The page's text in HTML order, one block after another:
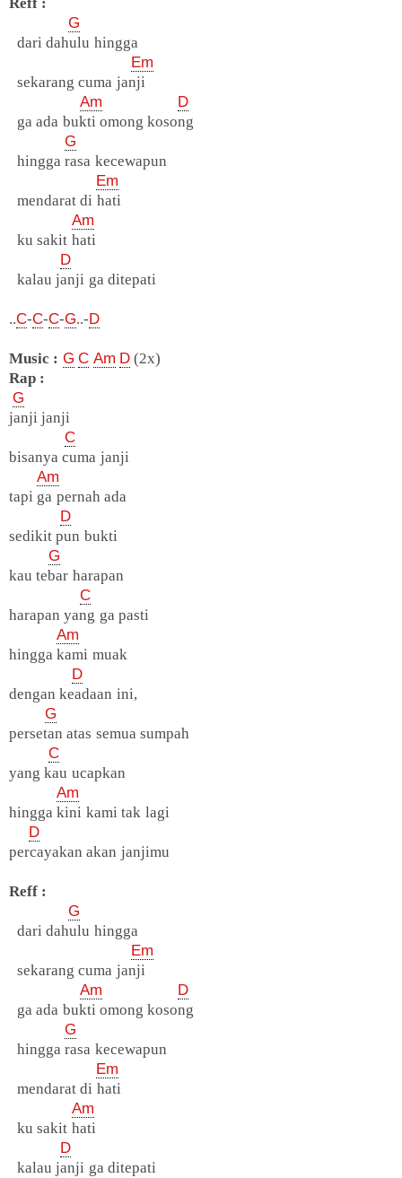
G
dari dahulu hingga
Em
sekarang cuma janji
Am
D
ga ada bukti omong kosong
G
hingga rasa kecewapun
Em
mendarat di hati
Am
ku sakit hati
D
kalau janji ga ditepati
..C-C-C-G..-D
Music : G C Am D (2x)
Rap :
G
janji janji
C
bisanya cuma janji
Am
tapi ga pernah ada
D
sedikit pun bukti
G
kau tebar harapan
C
harapan yang ga pasti
Am
hingga kami muak
D
dengan keadaan ini,
G
persetan atas semua sumpah
C
yang kau ucapkan
Am
hingga kini kami tak lagi
D
percayakan akan janjimu
Reff :
G
dari dahulu hingga
Em
sekarang cuma janji
Am
D
ga ada bukti omong kosong
G
hingga rasa kecewapun
Em
mendarat di hati
Am
ku sakit hati
D
kalau janji ga ditepati